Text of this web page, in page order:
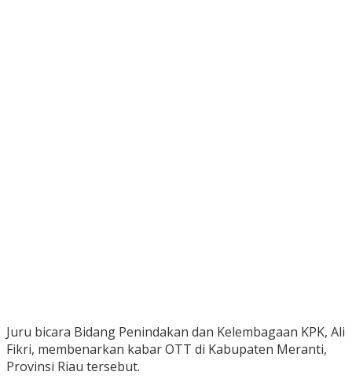
Juru bicara Bidang Penindakan dan Kelembagaan KPK, Ali
Fikri, membenarkan kabar OTT di Kabupaten Meranti,
Provinsi Riau tersebut.